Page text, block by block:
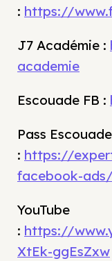
: https://
J7 Académie :
academie
Escouade FB :
Pass
: https://
facebook-ads/
YouTube
: https://
XtEk-ggEsZxw